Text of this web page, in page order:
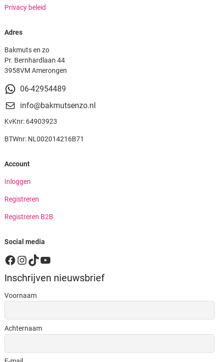
Privacy beleid
Adres
Bakmuts en zo
Pr. Bernhardlaan 44
3958VM Amerongen
06-42954489
info@bakmutsenzo.nl
KvKnr: 64903923
BTWnr: NL002014216B71
Account
Inloggen
Registreren
Registreren B2B
Social media
Facebook
Instagram
TikTok
YouTube
Inschrijven nieuwsbrief
Voornaam
Achternaam